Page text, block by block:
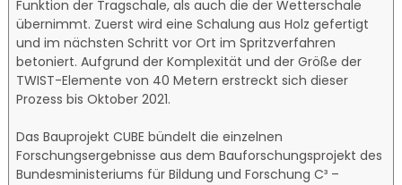
Funktion der Tragschale, als auch die der Wetterschale
übernimmt. Zuerst wird eine Schalung aus Holz gefertigt
und im nächsten Schritt vor Ort im Spritzverfahren
betoniert. Aufgrund der Komplexität und der Größe der
TWIST-Elemente von 40 Metern erstreckt sich dieser
Prozess bis Oktober 2021.
Das Bauprojekt CUBE bündelt die einzelnen
Forschungsergebnisse aus dem Bauforschungsprojekt des
Bundesministeriums für Bildung und Forschung C³ –